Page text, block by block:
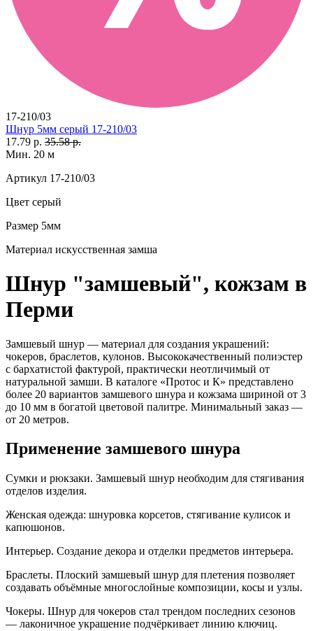
17-210/03
Шнур 5мм серый 17-210/03
17.79 р. 35.58 р.
Мин. 20 м
Артикул 17-210/03
Цвет серый
Размер 5мм
Материал искусственная замша
Шнур "замшевый", кожзам в
Перми
Замшевый шнур — материал для создания украшений:
чокеров, браслетов, кулонов. Высококачественный полиэстер
с бархатистой фактурой, практически неотличимый от
натуральной замши. В каталоге «Протос и К» представлено
более 20 вариантов замшевого шнура и кожзама шириной от 3
до 10 мм в богатой цветовой палитре. Минимальный заказ —
от 20 метров.
Применение замшевого шнура
Сумки и рюкзаки. Замшевый шнур необходим для стягивания
отделов изделия.
Женская одежда: шнуровка корсетов, стягивание кулисок и
капюшонов.
Интерьер. Создание декора и отделки предметов интерьера.
Браслеты. Плоский замшевый шнур для плетения позволяет
создавать объёмные многослойные композиции, косы и узлы.
Чокеры. Шнур для чокеров стал трендом последних сезонов
— лаконичное украшение подчёркивает линию ключиц.